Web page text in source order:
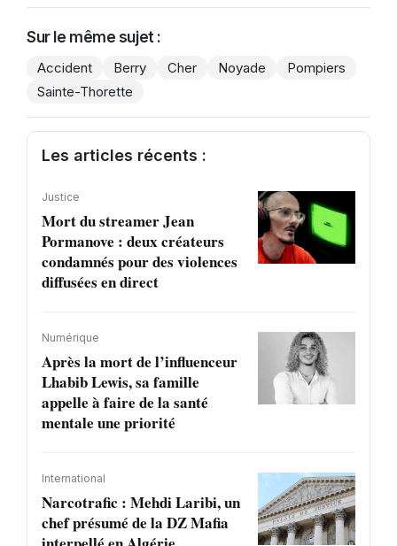
Sur le même sujet :
Accident Berry Cher Noyade
Pompiers
Sainte-Thorette
Les articles récents :
Justice
Mort du streamer Jean
Pormanove : deux créateurs
condamnés pour des violences
diffusées en direct
Numérique
Après la mort de l’influenceur
Lhabib Lewis, sa famille
appelle à faire de la santé
mentale une priorité
International
Narcotrafic : Mehdi Laribi, un
chef présumé de la DZ Mafia